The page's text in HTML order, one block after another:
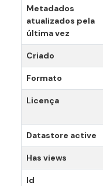
Metadados
atualizados pela
última vez
Criado
Formato
Licença
Datastore active
Has views
Id